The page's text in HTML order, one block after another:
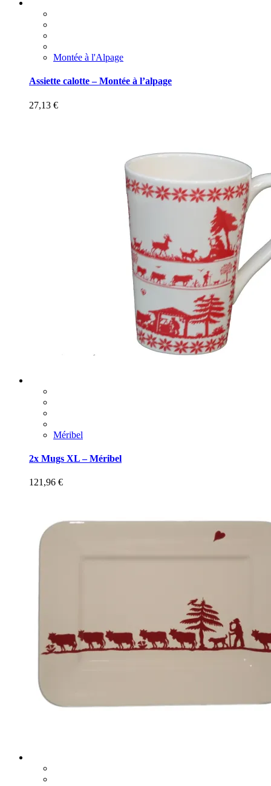
Montée à l'Alpage
Assiette calotte – Montée à l’alpage
27,13 €
Méribel
2x Mugs XL – Méribel
121,96 €